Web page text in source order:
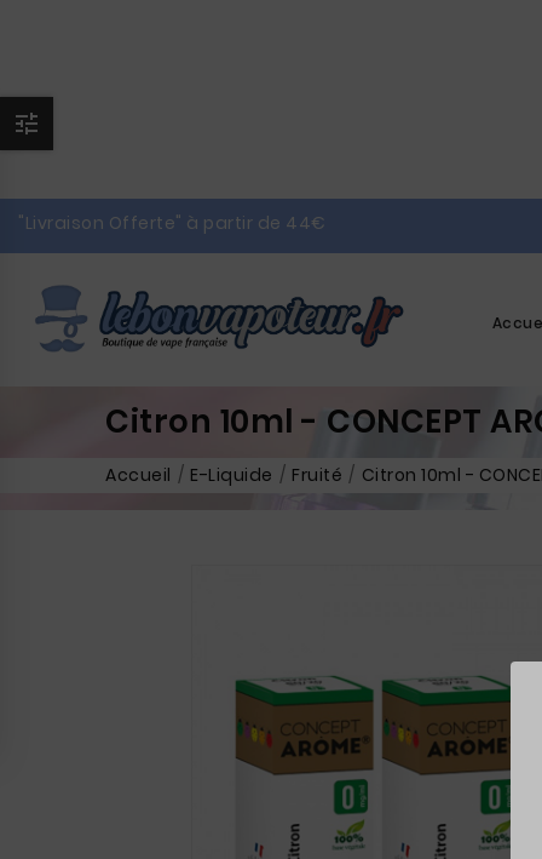

"Livraison Offerte" à partir de 44€
Citron 10ml - CONCEPT
Accueil E-Liquide Fruité Citron 10ml -